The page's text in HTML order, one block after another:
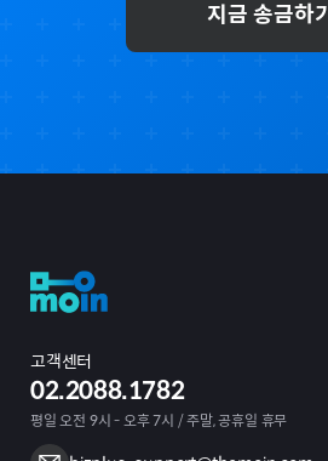
지금 송금하기
고객센터
02.2088.1782
평일 오전 9시 - 오후 7시 / 주말, 공휴일 휴무